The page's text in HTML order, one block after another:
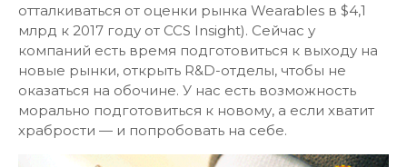
отталкиваться от оценки рынка Wearables в $4,1
млрд к 2017 году от CCS Insight). Сейчас у
компаний есть время подготовиться к выходу на
новые рынки, открыть R&D-отделы, чтобы не
оказаться на обочине. У нас есть возможность
морально подготовиться к новому, а если хватит
храбрости — и попробовать на себе.